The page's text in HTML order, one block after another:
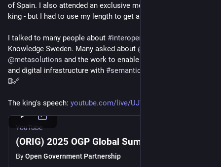
of Spain. I also attended an exclusive meet & greet with the
king - but I had to use my length to get a photo!😉
I talked to many people about #interoperability
Knowledge Sweden. Many asked about @
@metasolutions and the work to enable Internet's potential
and digital infrastructure with #semanticweb
🌐🔗
The king's speech: youtube.com/live/UJVSoZlme_I?s
YouTube
(ORIG) 2025 OGP Global Summit - DAY 3
ByOpen Government Partnership